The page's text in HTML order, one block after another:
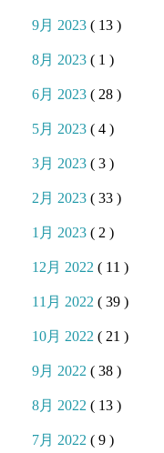
9月 2023( 13 )
8月 2023( 1 )
6月 2023( 28 )
5月 2023( 4 )
3月 2023( 3 )
2月 2023( 33 )
1月 2023( 2 )
12月 2022( 11 )
11月 2022( 39 )
10月 2022( 21 )
9月 2022( 38 )
8月 2022( 13 )
7月 2022( 9 )